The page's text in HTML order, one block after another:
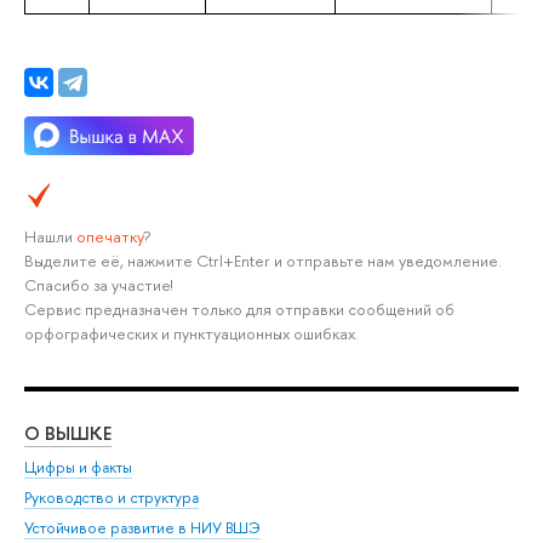
Нашли опечатку?
Выделите её, нажмите Ctrl+Enter и отправьте нам уведомление.
Спасибо за участие!
Сервис предназначен только для отправки сообщений об
орфографических и пунктуационных ошибках.
О ВЫШКЕ
Цифры и факты
Руководство и структура
Устойчивое развитие в НИУ ВШЭ